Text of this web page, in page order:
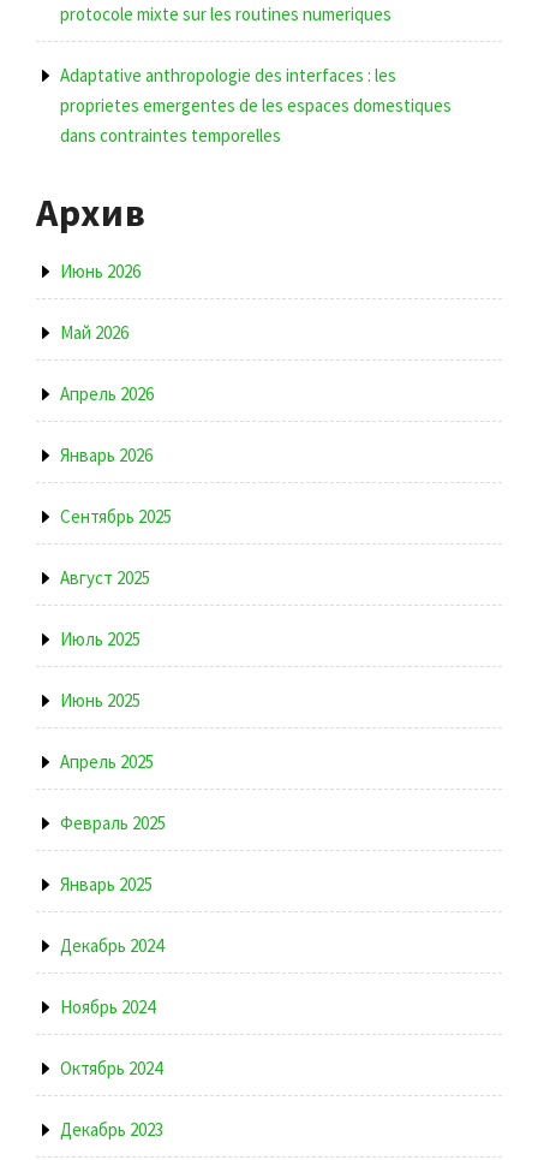
protocole mixte sur les routines numeriques
Adaptative anthropologie des interfaces : les
proprietes emergentes de les espaces domestiques
dans contraintes temporelles
Архив
Июнь 2026
Май 2026
Апрель 2026
Январь 2026
Сентябрь 2025
Август 2025
Июль 2025
Июнь 2025
Апрель 2025
Февраль 2025
Январь 2025
Декабрь 2024
Ноябрь 2024
Октябрь 2024
Декабрь 2023